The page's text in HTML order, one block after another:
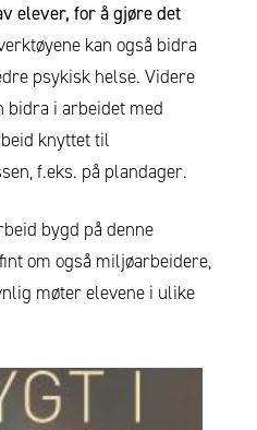
elever, for å gjøre det
kan også bidra
psykisk helse. Videre
bidra i arbeidet med
knyttet til
f.eks. på plandager.
bygd på denne
om også miljøarbeidere,
møter elevene i ulike